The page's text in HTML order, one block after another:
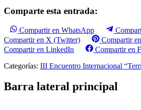
Comparte esta entrada:
Compartir en WhatsApp
Compartir en X (Twitter)
Compartir
Compartir en LinkedIn
Compartir en
Categorías: III Encuentro Internacional
Barra lateral principal